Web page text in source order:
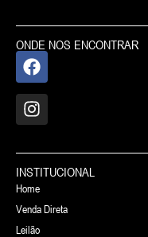
ONDE NOS ENCONTRAR
INSTITUCIONAL
Home
Venda Direta
Leilão